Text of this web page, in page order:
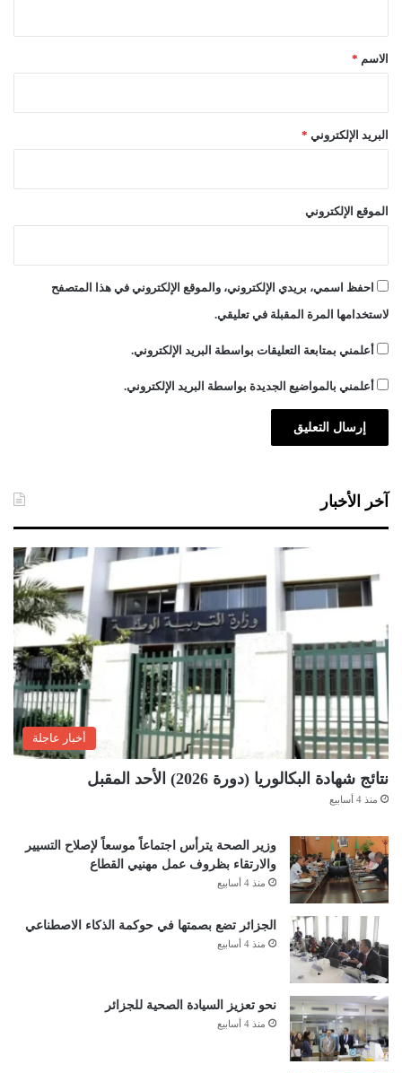
ت
*الاسم *
البريد الإلكتروني *
الموقع الإلكتروني
احفظ اسمي، بريدي الإلكتروني، والموقع الإلكتروني في هذا المتصفح
لاستخدامها المرة المقبلة في تعليقي.
أعلمني بمتابعة التعليقات بواسطة البريد الإلكتروني.
أعلمني بالمواضيع الجديدة بواسطة البريد الإلكتروني.
آخر الأخبار
أخبار عاجلة
نتائج شهادة البكالوريا (دورة 2026) الأحد المقبل
منذ 4 أسابيع
وزير الصحة يترأس اجتماعاً موسعاً لإصلاح التسيير
والارتقاء بظروف عمل مهنيي القطاع
منذ 4 أسابيع
الجزائر تضع بصمتها في حوكمة الذكاء الاصطناعي
منذ 4 أسابيع
نحو تعزيز السيادة الصحية للجزائر
منذ 4 أسابيع